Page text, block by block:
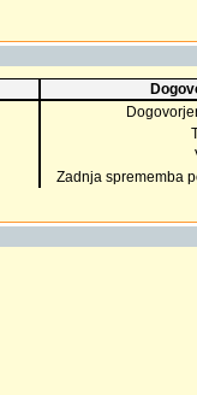
Zadnja sprememba